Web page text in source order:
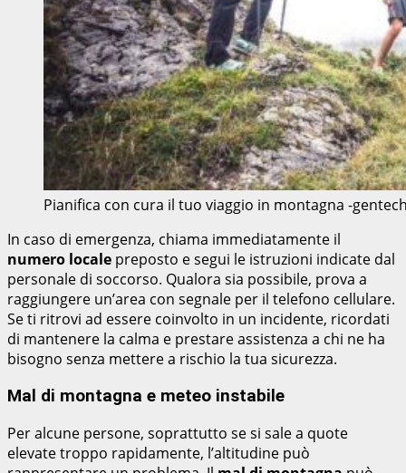
Pianifica con cura il tuo viaggio in montagna -
In caso di emergenza, chiama immediatamente il
numero locale preposto e segui le istruzioni indicate dal
personale di soccorso. Qualora sia possibile, prova a
raggiungere un’area con segnale per il telefono cellulare.
Se ti ritrovi ad essere coinvolto in un incidente, ricordati
di mantenere la calma e prestare assistenza a chi ne ha
bisogno senza mettere a rischio la tua sicurezza.
Mal di montagna e meteo instabile
Per alcune persone, soprattutto se si sale a quote
elevate troppo rapidamente, l’altitudine può